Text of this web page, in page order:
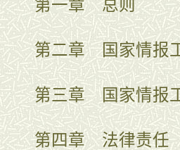
第一章 总则
第二章 国家情报工
第三章 国家情报工
第四章 法律责任